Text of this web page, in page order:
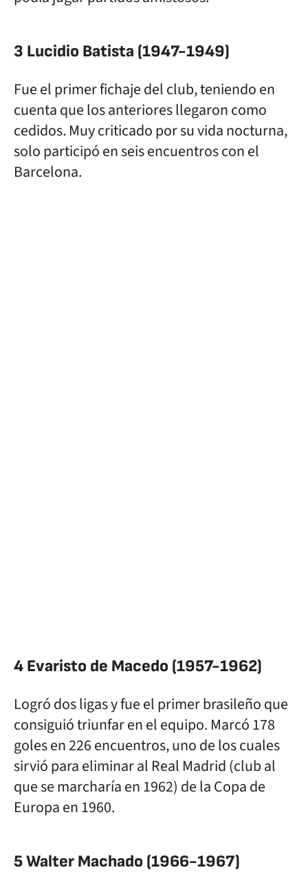
3 Lucidio Batista (1947-1949)
Fue el primer fichaje del club, teniendo en
cuenta que los anteriores llegaron como
cedidos. Muy criticado por su vida nocturna,
solo participó en seis encuentros con el
Barcelona.
4 Evaristo de Macedo (1957-1962)
Logró dos ligas y fue el primer brasileño que
consiguió triunfar en el equipo. Marcó 178
goles en 226 encuentros, uno de los cuales
sirvió para eliminar al Real Madrid (club al
que se marcharía en 1962) de la Copa de
Europa en 1960.
5 Walter Machado (1966-1967)